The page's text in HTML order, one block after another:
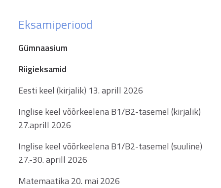
Eksamiperiood
Gümnaasium
Riigieksamid
Eesti keel (kirjalik) 13. aprill 2026
Inglise keel võõrkeelena B1/B2-tasemel (kirjalik)
27.aprill 2026
Inglise keel võõrkeelena B1/B2-tasemel (suuline)
27.-30. aprill 2026
Matemaatika 20. mai 2026